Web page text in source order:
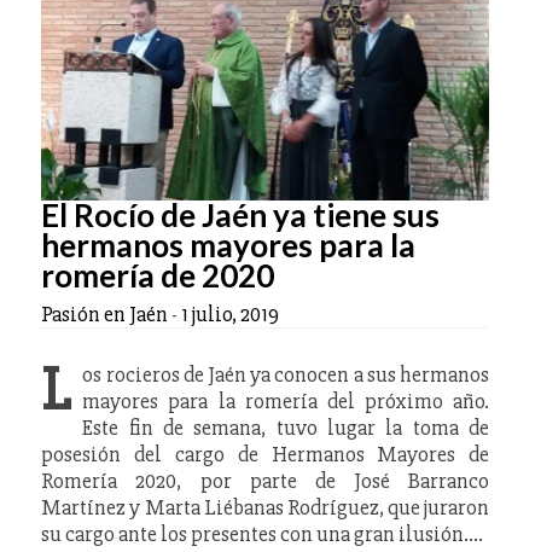
El Rocío de Jaén ya tiene sus
hermanos mayores para la
romería de 2020
Pasión en Jaén - 1 julio, 2019
L os rocieros de Jaén ya conocen a sus hermanos
mayores para la romería del próximo año.
Este fin de semana, tuvo lugar la toma de
posesión del cargo de Hermanos Mayores de
Romería 2020, por parte de José Barranco
Martínez y Marta Liébanas Rodríguez, que juraron
su cargo ante los presentes con una gran ilusión.…